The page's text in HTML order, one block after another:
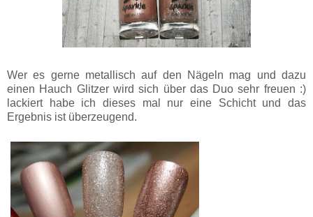
Wer es gerne metallisch auf den Nägeln mag und dazu
einen Hauch Glitzer wird sich über das Duo sehr freuen :)
lackiert habe ich dieses mal nur eine Schicht und das
Ergebnis ist überzeugend.